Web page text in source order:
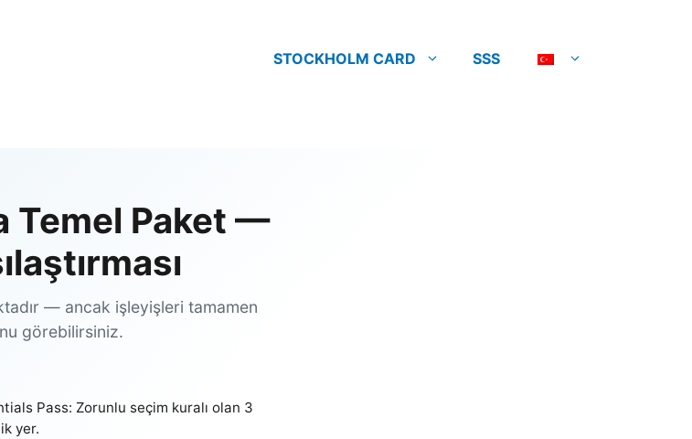
STOCKHOLM CARD
SSS
Temel Paket —
— ancak işleyişleri tamamen
görebilirsiniz.
Pass: Zorunlu seçim kuralı olan 3
yer.